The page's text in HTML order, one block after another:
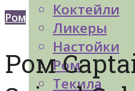
Коктейли
Ликеры
Настойки
Ром
Текила
Ром
Ром